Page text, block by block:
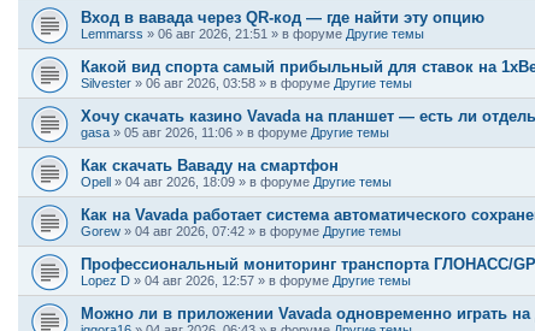
Вход в вавада через QR-код — где найти эту опцию
Lemmarss » 06 авг 2026, 21:51 » в форуме Другие темы
Какой вид спорта самый прибыльный для ставок на
Silvester » 06 авг 2026, 03:58 » в форуме Другие темы
Хочу скачать казино Vavada на планшет — есть ли
gasa » 05 авг 2026, 11:06 » в форуме Другие темы
Как скачать Ваваду на смартфон
Opell » 04 авг 2026, 18:09 » в форуме Другие темы
Как на Vavada работает система автоматического
Gorew » 04 авг 2026, 07:42 » в форуме Другие темы
Профессиональный мониторинг транспорта ГЛОНАСС/
Lopez D » 04 авг 2026, 12:57 » в форуме Другие темы
Можно ли в приложении Vavada одновременно играть на